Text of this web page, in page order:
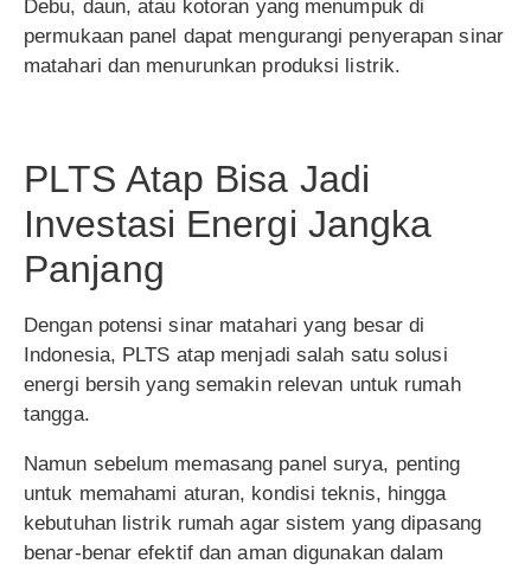
Debu, daun, atau kotoran yang menumpuk di
permukaan panel dapat mengurangi penyerapan sinar
matahari dan menurunkan produksi listrik.
PLTS Atap Bisa Jadi
Investasi Energi Jangka
Panjang
Dengan potensi sinar matahari yang besar di
Indonesia, PLTS atap menjadi salah satu solusi
energi bersih yang semakin relevan untuk rumah
tangga.
Namun sebelum memasang panel surya, penting
untuk memahami aturan, kondisi teknis, hingga
kebutuhan listrik rumah agar sistem yang dipasang
benar-benar efektif dan aman digunakan dalam